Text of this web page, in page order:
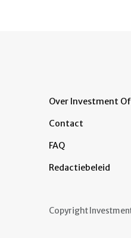
Over Investment
Contact
FAQ
Redactiebeleid
Copyright